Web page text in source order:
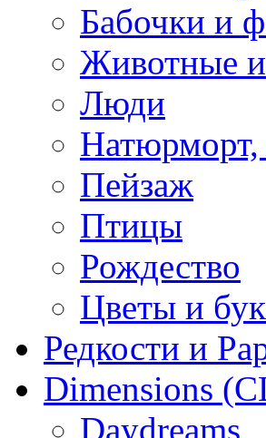
Бабочки и
Животные
Люди
Пейзаж
Птицы
Рождество
Цветы и
Редкости и
Dimensions
Daydreams